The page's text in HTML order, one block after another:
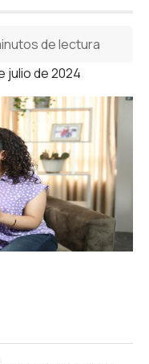
julio de 2024
de lectura